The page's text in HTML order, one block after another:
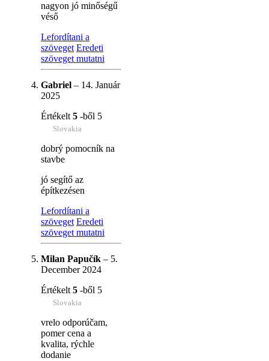
nagyon jó minőségű
véső
Lefordítani a
szöveget Eredeti
szöveget mutatni
Gabriel – 14. Január
2025
Értékelt 5 -ből 5
Slovakia
dobrý pomocník na
stavbe
jó segítő az
építkezésen
Lefordítani a
szöveget Eredeti
szöveget mutatni
Milan Papučík – 5.
December 2024
Értékelt 5 -ből 5
Slovakia
vrelo odporúčam,
pomer cena a
kvalita, rýchle
dodanie